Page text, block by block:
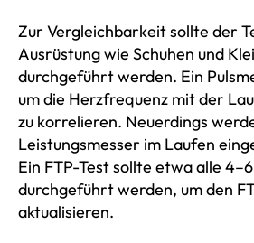
Zur Vergleichbarkeit sollte der
Ausrüstung wie Schuhen und
durchgeführt werden. Ein
um die Herzfrequenz mit der
zu korrelieren. Neuerdings
Leistungsmesser im Laufen
Ein FTP-Test sollte etwa alle
durchgeführt werden, um den
aktualisieren.